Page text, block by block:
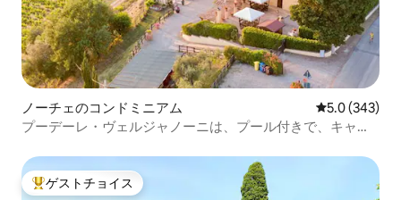
ノーチェのコンドミニアム レビュー343
5.0 (343)
プーデーレ・ヴェルジャノーニは、プール付きで、キャン
大好評のゲストチョイスです。
ゲストチョイス